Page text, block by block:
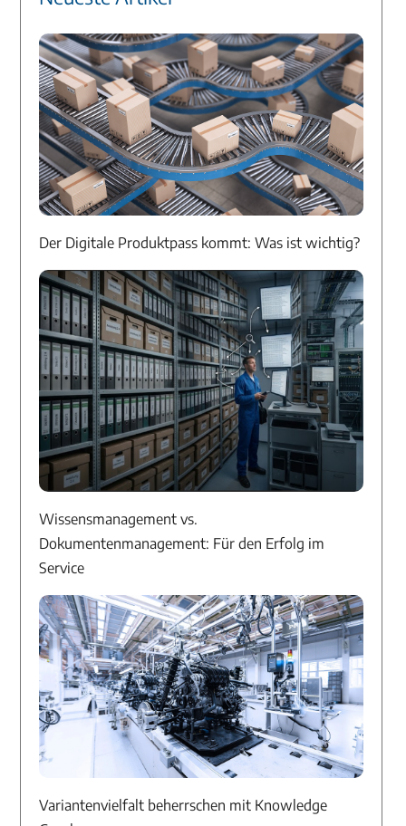
Der Digitale Produktpass kommt: Was ist wichtig?
Wissensmanagement vs.
Dokumentenmanagement: Für den Erfolg im
Service
Variantenvielfalt beherrschen mit Knowledge